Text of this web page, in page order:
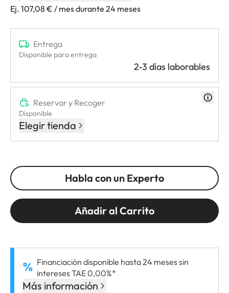
Ej. 107,08 € / mes durante 24 meses
Entrega
Disponible para entrega
2-3 días laborables
Reservar y Recoger
Disponible
Elegir tienda
Habla con un Experto
Añadir al Carrito
Financiación disponible hasta 24 meses sin
intereses TAE 0,00%*
Más información